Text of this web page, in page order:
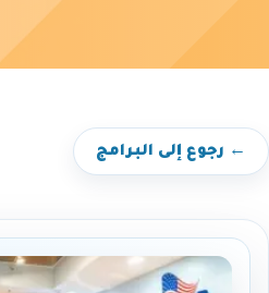
← رجوع إلى البرامج